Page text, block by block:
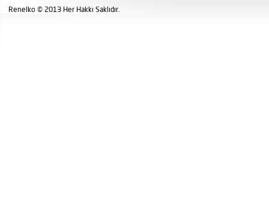
Renelko © 2013 Her Hakkı Saklıdır.